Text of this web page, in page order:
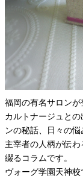
福岡の有名サロンが
カルトナージュと
ンの秘話、日々の悩
主宰者の人柄が伝
綴るコラムです。
ヴォーグ学園天神